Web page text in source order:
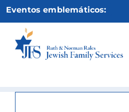
contenido
Eventos emblemáticos: